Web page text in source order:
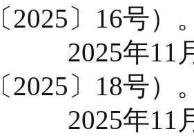
〔2025〕16号）
2025年11月
〔2025〕18号）
2025年11月